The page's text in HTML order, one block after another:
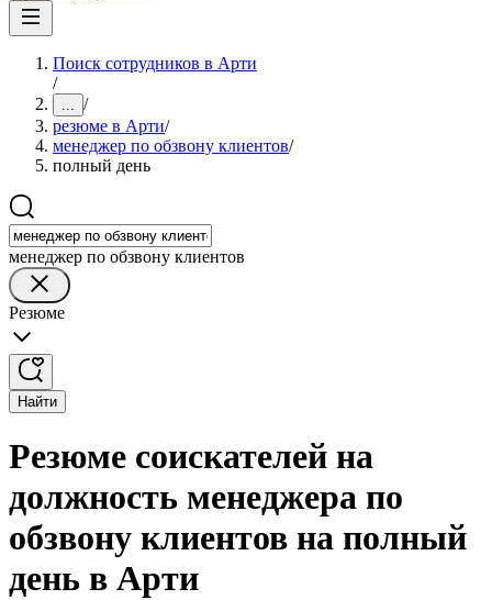
Поиск сотрудников в Арти
/
... /
резюме в Арти/
менеджер по обзвону клиентов/
полный день
менеджер по обзвону клиентов
Резюме
Найти
Резюме соискателей на
должность менеджера по
обзвону клиентов на полный
день в Арти